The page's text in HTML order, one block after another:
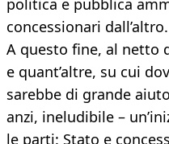
politica e pubblica
concessionari dall’altro.
A questo fine, al netto
e quant’altre, su cui
sarebbe di grande
anzi, ineludibile –
le parti: Stato e